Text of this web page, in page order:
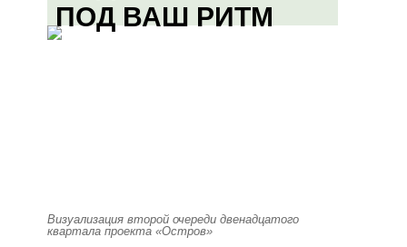
ПОД ВАШ РИТМ
Визуализация второй очереди двенадцатого
квартала проекта «Остров»